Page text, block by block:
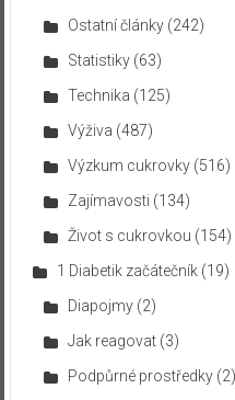
Ostatní články(242)
Statistiky(63)
Technika (125)
Výživa (487)
Výzkum cukrovky(516)
Zajímavosti (134)
Život s cukrovkou (154)
1 Diabetik začátečník(19)
Diapojmy(2)
Jak reagovat(3)
Podpůrné prostředky(2)